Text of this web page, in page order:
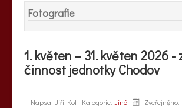
Fotografie
1. květen – 31. květen 2026 -
činnost jednotky Chodov
Napsal Jiří Kot Kategorie: Jiné Zveřejněno: